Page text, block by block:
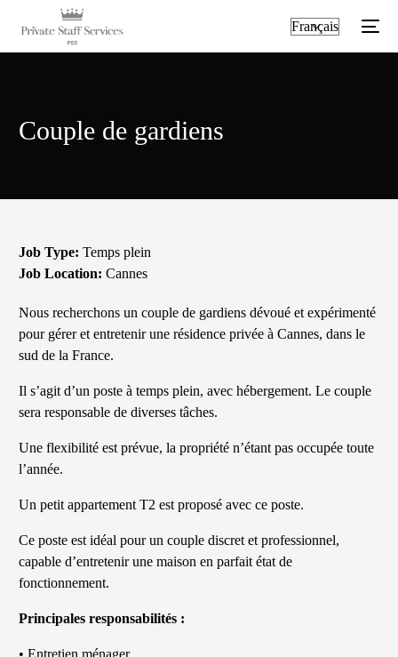
Couple de gardiens
Job Type:Temps plein
Job Location:Cannes
Nous recherchons un couple de gardiens dévoué et expérimenté
pour gérer et entretenir une résidence privée à Cannes, dans le
sud de la France.
Il s’agit d’un poste à temps plein, avec hébergement. Le couple
sera responsable de diverses tâches.
Une flexibilité est prévue, la propriété n’étant pas occupée toute
l’année.
Un petit appartement T2 est proposé avec ce poste.
Ce poste est idéal pour un couple discret et professionnel,
capable d’entretenir une maison en parfait état de
fonctionnement.
Principales responsabilités :
• Entretien ménager